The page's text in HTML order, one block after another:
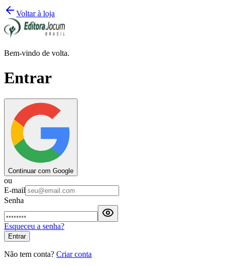
Voltar à loja
Bem-vindo de volta.
Entrar
Continuar com Google
ou
E-mail
Senha
Esqueceu a senha?
Entrar
Não tem conta? Criar conta